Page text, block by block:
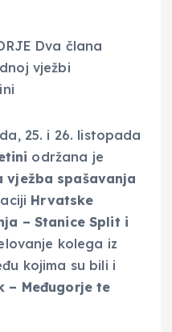
25. i 26. listopada
održana je
vježba spašavanja
Hrvatske
– Stanice Split i
kolega iz
kojima su bili i
– Međugorje te